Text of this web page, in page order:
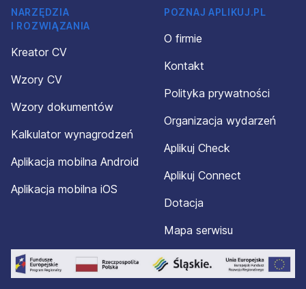
NARZĘDZIA
I ROZWIĄZANIA
Kreator CV
Wzory CV
Wzory dokumentów
Kalkulator wynagrodzeń
Aplikacja mobilna Android
Aplikacja mobilna iOS
POZNAJ APLIKUJ.PL
O firmie
Kontakt
Polityka prywatności
Organizacja wydarzeń
Aplikuj Check
Aplikuj Connect
Dotacja
Mapa serwisu